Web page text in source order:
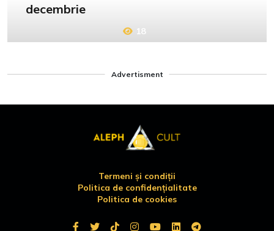
decembrie
18
Advertisment
Termeni și condiții
Politica de confidențialitate
Politica de cookies